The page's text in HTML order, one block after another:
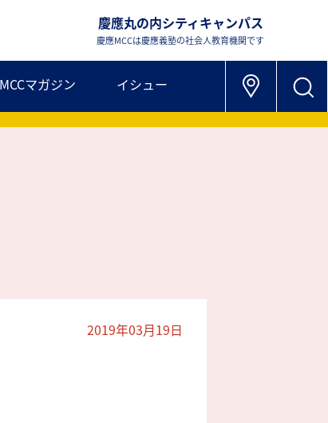
慶應丸の内シティキャンパス
慶應MCCは慶應義塾の社会人教育機関です
MCCマガジン イシュー
2019年03月19日